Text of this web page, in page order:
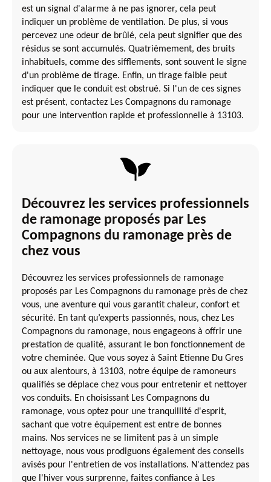
est un signal d'alarme à ne pas ignorer, cela peut
indiquer un problème de ventilation. De plus, si vous
percevez une odeur de brûlé, cela peut signifier que des
résidus se sont accumulés. Quatrièmement, des bruits
inhabituels, comme des sifflements, sont souvent le signe
d'un problème de tirage. Enfin, un tirage faible peut
indiquer que le conduit est obstrué. Si l'un de ces signes
est présent, contactez Les Compagnons du ramonage
pour une intervention rapide et professionnelle à 13103.
Découvrez les services professionnels
de ramonage proposés par Les
Compagnons du ramonage près de
chez vous
Découvrez les services professionnels de ramonage
proposés par Les Compagnons du ramonage près de chez
vous, une aventure qui vous garantit chaleur, confort et
sécurité. En tant qu’experts passionnés, nous, chez Les
Compagnons du ramonage, nous engageons à offrir une
prestation de qualité, assurant le bon fonctionnement de
votre cheminée. Que vous soyez à Saint Etienne Du Gres
ou aux alentours, à 13103, notre équipe de ramoneurs
qualifiés se déplace chez vous pour entretenir et nettoyer
vos conduits. En choisissant Les Compagnons du
ramonage, vous optez pour une tranquillité d'esprit,
sachant que votre équipement est entre de bonnes
mains. Nos services ne se limitent pas à un simple
nettoyage, nous vous prodiguons également des conseils
avisés pour l'entretien de vos installations. N'attendez pas
que l'hiver vous surprenne, faites confiance à Les